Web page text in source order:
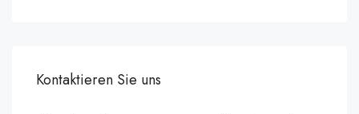
Kontaktieren Sie uns